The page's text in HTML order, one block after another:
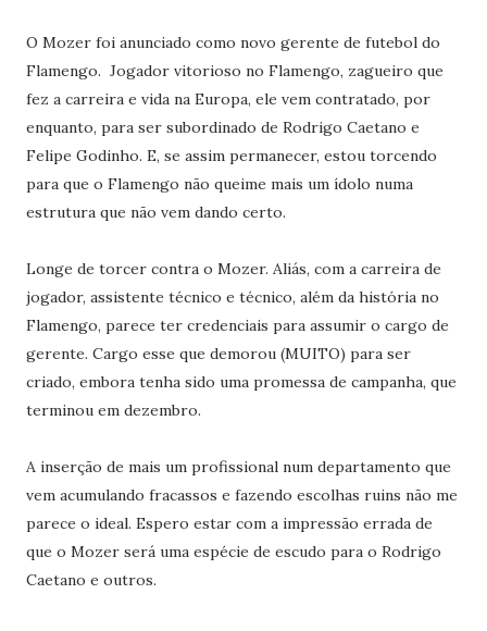
O Mozer foi anunciado como novo gerente de futebol do
Flamengo. Jogador vitorioso no Flamengo, zagueiro que
fez a carreira e vida na Europa, ele vem contratado, por
enquanto, para ser subordinado de Rodrigo Caetano e
Felipe Godinho. E, se assim permanecer, estou torcendo
para que o Flamengo não queime mais um ídolo numa
estrutura que não vem dando certo.
Longe de torcer contra o Mozer. Aliás, com a carreira de
jogador, assistente técnico e técnico, além da história no
Flamengo, parece ter credenciais para assumir o cargo de
gerente. Cargo esse que demorou (MUITO) para ser
criado, embora tenha sido uma promessa de campanha, que
terminou em dezembro.
A inserção de mais um profissional num departamento que
vem acumulando fracassos e fazendo escolhas ruins não me
parece o ideal. Espero estar com a impressão errada de
que o Mozer será uma espécie de escudo para o Rodrigo
Caetano e outros.